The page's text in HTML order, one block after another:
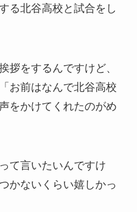
る北谷高校と試合をし
拶をするんですけど、
お前はなんで北谷高校
をかけてくれたのがめ
て言いたいんですけ
かないくらい嬉しかっ